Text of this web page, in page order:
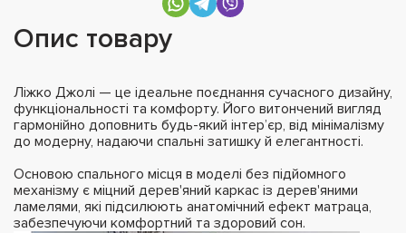
Опис товару
Ліжко Джолі — це ідеальне поєднання сучасного дизайну,
функціональності та комфорту. Його витончений вигляд
гармонійно доповнить будь-який інтер’єр, від мінімалізму
до модерну, надаючи спальні затишку й елегантності.
Основою спального місця в моделі без підйомного
механізму є міцний дерев'яний каркас із дерев'яними
ламелями, які підсилюють анатомічний ефект матраца,
забезпечуючи комфортний та здоровий сон.